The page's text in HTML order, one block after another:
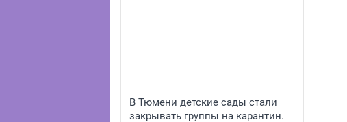
В Тюмени детские сады стали
закрывать группы на карантин.